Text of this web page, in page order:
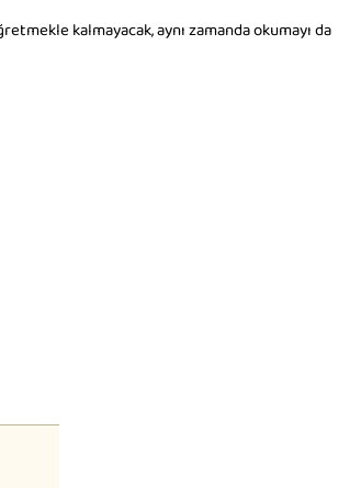
kalmayacak, aynı zamanda okumayı da